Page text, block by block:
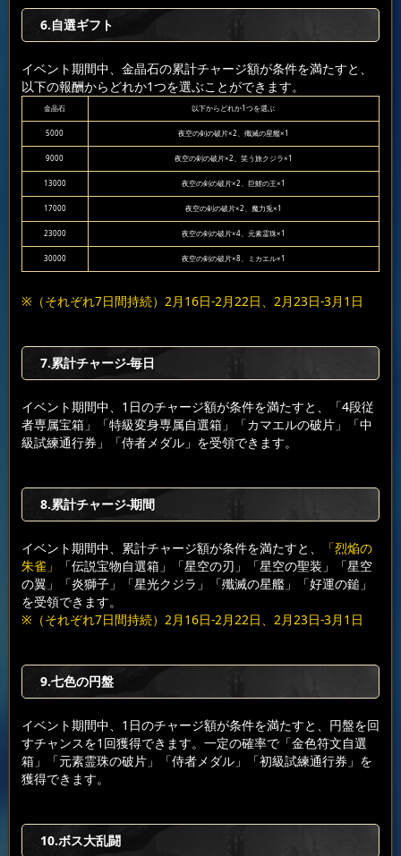
6.自選ギフト
イベント期間中、金晶石の累計チャージ額が条件を満たすと、
以下の報酬からどれか1つを選ぶことができます。
金晶石 以下からどれか1つを選ぶ
5000 夜空の剣の破片×2、殲滅の星艦×1
9000 夜空の剣の破片×2、笑う旅クジラ×1
13000 夜空の剣の破片×2、巨鯉の王×1
17000 夜空の剣の破片×2、魔力兎×1
23000 夜空の剣の破片×4、元素霊珠×1
30000 夜空の剣の破片×8、ミカエル×1
※（それぞれ7日間持続）2月16日-2月22日、2月23日-3月1日
7.累計チャージ-毎日
イベント期間中、1日のチャージ額が条件を満たすと、「4段従
者専属宝箱」「特級変身専属自選箱」「カマエルの破片」「中
級試練通行券」「侍者メダル」を受領できます。
8.累計チャージ-期間
イベント期間中、累計チャージ額が条件を満たすと、
「烈焔の
朱雀」
「伝説宝物自選箱」「星空の刃」「星空の聖装」「星空
の翼」「炎獅子」「星光クジラ」「殲滅の星艦」「好運の鎚」
を受領できます。
※（それぞれ7日間持続）2月16日-2月22日、2月23日-3月1日
9.七色の円盤
イベント期間中、1日のチャージ額が条件を満たすと、円盤を回
すチャンスを1回獲得できます。一定の確率で「金色符文自選
箱」「元素霊珠の破片」「侍者メダル」「初級試練通行券」を
獲得できます。
10.ボス大乱闘